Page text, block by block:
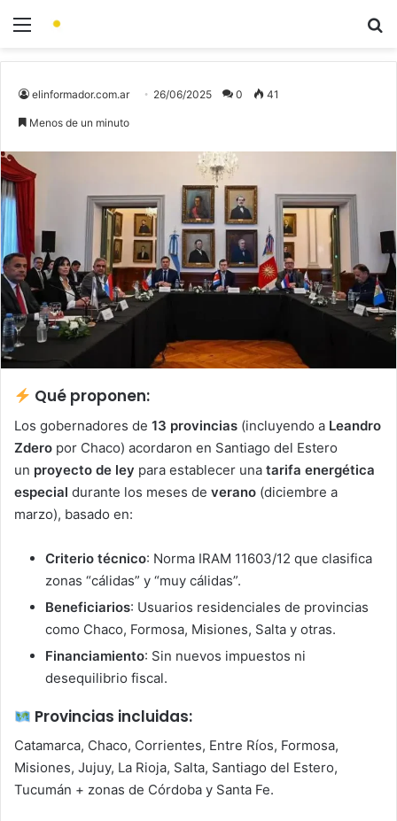
elinformador.com.ar 26/06/2025 0 41
Menos de un minuto
Qué proponen:
Los gobernadores de 13 provincias (incluyendo a Leandro
Zdero por Chaco) acordaron en Santiago del Estero
un proyecto de ley para establecer una tarifa energética
especial durante los meses de verano (diciembre a
marzo), basado en:
Criterio técnico: Norma IRAM 11603/12 que clasifica
zonas “cálidas” y “muy cálidas”.
Beneficiarios: Usuarios residenciales de provincias
como Chaco, Formosa, Misiones, Salta y otras.
Financiamiento: Sin nuevos impuestos ni
desequilibrio fiscal.
Provincias incluidas:
Catamarca, Chaco, Corrientes, Entre Ríos, Formosa,
Misiones, Jujuy, La Rioja, Salta, Santiago del Estero,
Tucumán + zonas de Córdoba y Santa Fe.